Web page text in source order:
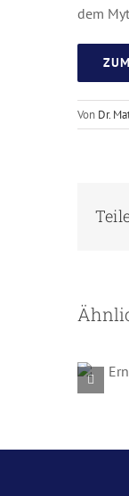
Bild
dem
Von Dr.